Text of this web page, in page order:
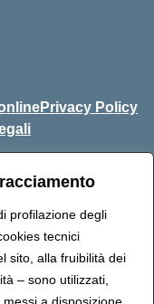
profilazione degli
tecnici
sito, alla fruibilità dei
– sono utilizzati,
Privacy Policy